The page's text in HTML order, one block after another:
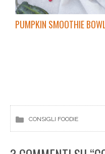
PUMPKIN SMOOTHIE
CONSIGLI FOODIE